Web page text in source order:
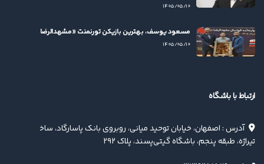
۱۴۰۵/۰۵/۱۰
مسعود یوسف، بهترین بازیکن تورنمنت «مشهدالرضا(ع)» شد
۱۴۰۵/۰۵/۱۰
ارتباط با باشگاه
آدرس : اصفهان، خیابان توحید میانی، روبروی بانک پاسارگاد، ساختمان
تیراژه، طبقه پنجم، باشگاه گیتی‌پسند، پلاک ۲۹۲